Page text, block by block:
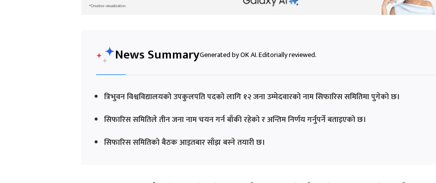
News SummaryGenerated by OK AI. Editorially reviewed.
त्रिभुवन विश्वविद्यालयको उपकुलपति पदको लागि १२ जना उम्मेदवारको नाम सिफारिस समितिमा पुगेको छ।
सिफारिस समितिले तीन जना नाम चयन गर्न बाँकी रहेको र अन्तिम निर्णय गर्नुपर्ने बताइएको छ।
सिफारिस समितिको बैठक आइतबार साँझ बस्ने तयारी छ।